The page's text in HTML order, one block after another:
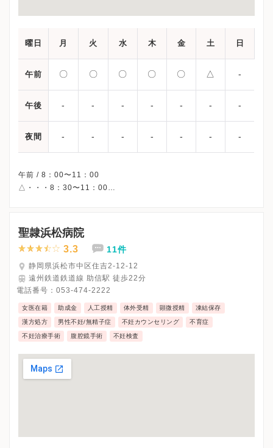
曜日 月 火 水 木 金 土 日
午前 〇 〇 〇 〇 〇 △ -
午後 - - - - - - -
夜間 - - - - - - -
午前 / 8：00〜11：00
△・・・8：30〜11：00
※詳細はクリニックHPを確認、または直接お問い合わせくださ
聖隷浜松病院
3.3 11件
静岡県浜松市中区住吉2-12-12
遠州鉄道鉄道線 助信駅 徒歩22分
電話番号： 053-474-2222
女医在籍 助成金 人工授精 体外受精 顕微授精 凍結保存
漢方処方 男性不妊/無精子症 不妊カウンセリング 不育症
不妊治療手術 腹腔鏡手術 不妊検査